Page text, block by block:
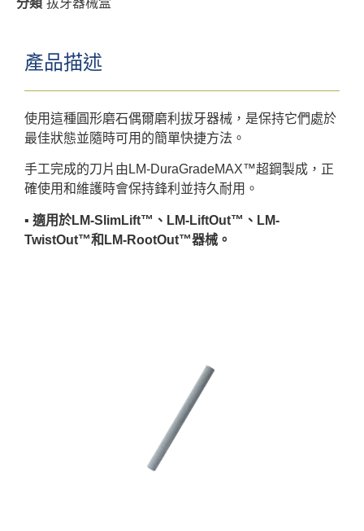
產品描述
使用這種圓形磨石偶爾磨利拔牙器械，是保持它們處於
最佳狀態並隨時可用的簡單快捷方法。
手工完成的刀片由LM-DuraGradeMAX™超鋼製成，正
確使用和維護時會保持鋒利並持久耐用。
▪︎ 適用於LM-SlimLift™、LM-LiftOut™、LM-
TwistOut™和LM-RootOut™器械。